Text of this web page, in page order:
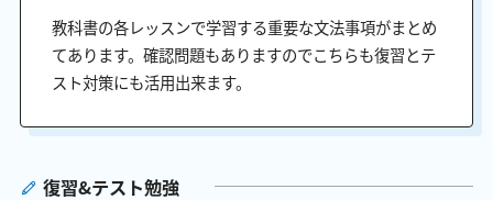
教科書の各レッスンで学習する重要な文法事項がまとめ
てあります。確認問題もありますのでこちらも復習とテ
スト対策にも活用出来ます。
復習&テスト勉強